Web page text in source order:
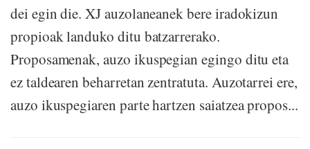
dei egin die. XJ auzolaneanek bere iradokizun
propioak landuko ditu batzarrerako.
Proposamenak, auzo ikuspegian egingo ditu eta
ez taldearen beharretan zentratuta. Auzotarrei ere,
auzo ikuspegiaren parte hartzen saiatzea propos...